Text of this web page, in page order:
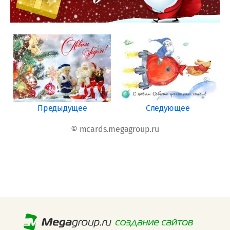
Предыдущее Следующее
© mcards.megagroup.ru